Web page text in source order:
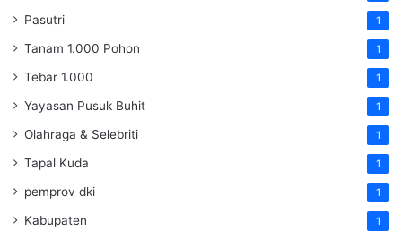
Pasutri 1
Tanam 1.000 Pohon 1
Tebar 1.000 1
Yayasan Pusuk Buhit 1
Olahraga & Selebriti 1
Tapal Kuda 1
pemprov dki 1
Kabupaten 1